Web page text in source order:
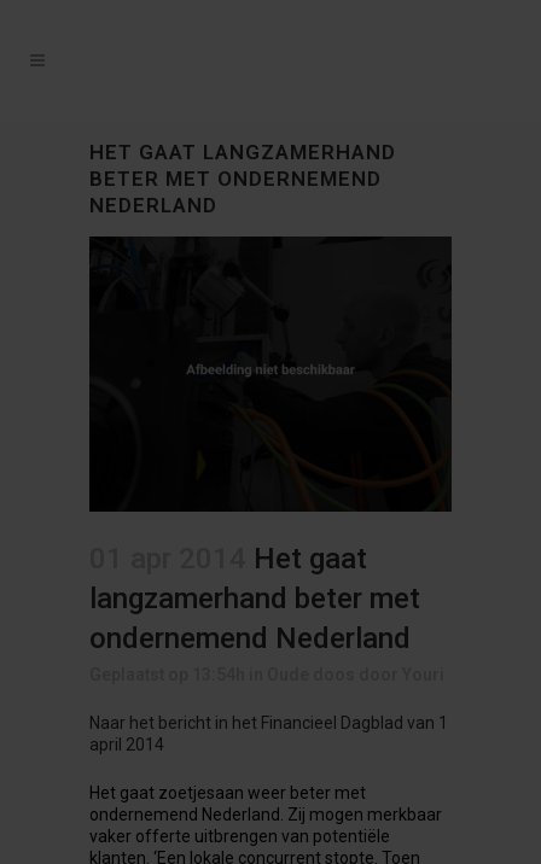
HET GAAT LANGZAMERHAND
BETER MET ONDERNEMEND
NEDERLAND
Het gaat
langzamerhand beter met
ondernemend Nederland
Naar het bericht in het Financieel Dagblad van 1
april 2014
Het gaat zoetjesaan weer beter met
ondernemend Nederland. Zij mogen merkbaar
vaker offerte uitbrengen van potentiële
klanten. ‘Een lokale concurrent stopte. Toen